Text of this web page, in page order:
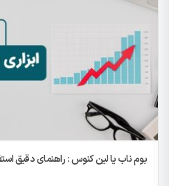
بوم ناب یا لین کنوس : راهنمای دقیق